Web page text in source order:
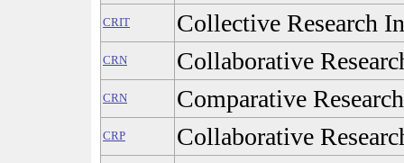
CRIT Collective Research
CRN Collaborative
CRN Comparative
CRP Collaborative